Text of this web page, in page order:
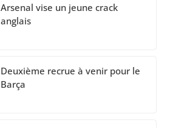
Arsenal vise un jeune crack
anglais
Deuxième recrue à venir pour le
Barça